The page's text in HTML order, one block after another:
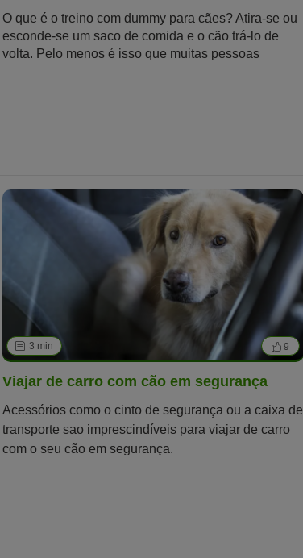
O que é o treino com dummy para cães? Atira-se ou
esconde-se um saco de comida e o cão trá-lo de
volta. Pelo menos é isso que muitas pessoas
3 min 9
Viajar de carro com cão em segurança
Acessórios como o cinto de segurança ou a caixa de
transporte sao imprescindíveis para viajar de carro
com o seu cão em segurança.